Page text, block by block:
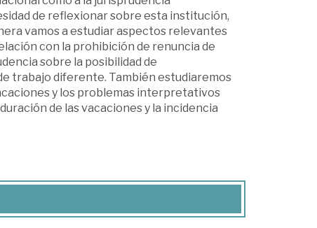
de reflexionar sobre esta institución,
vamos a estudiar aspectos relevantes
con la prohibición de renuncia de
sobre la posibilidad de
trabajo diferente. También estudiaremos
y los problemas interpretativos
de las vacaciones y la incidencia